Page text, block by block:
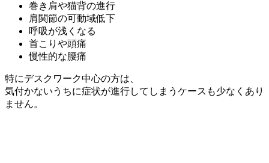
巻き肩や猫背の進行
肩関節の可動域低下
呼吸が浅くなる
首こりや頭痛
慢性的な腰痛
特にデスクワーク中心の方は、
気付かないうちに症状が進行してしまうケースも少なくあり
ません。